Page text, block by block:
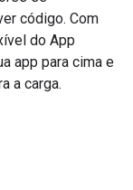
código. Com
do App
app para cima e
a carga.